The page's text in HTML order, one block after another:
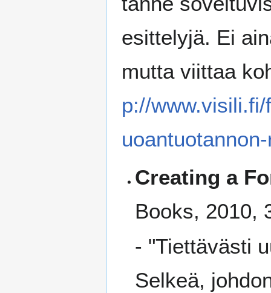
esittelyjä. Ei
mutta viittaa
p://
Creating a
Books, 2010,
- "Tiettävästi
Selkeä,